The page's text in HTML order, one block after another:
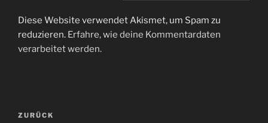
Diese Website verwendet Akismet, um Spam zu
reduzieren. Erfahre, wie deine Kommentardaten
verarbeitet werden.
Beitragsnavigation
Vorheriger
ZURÜCK